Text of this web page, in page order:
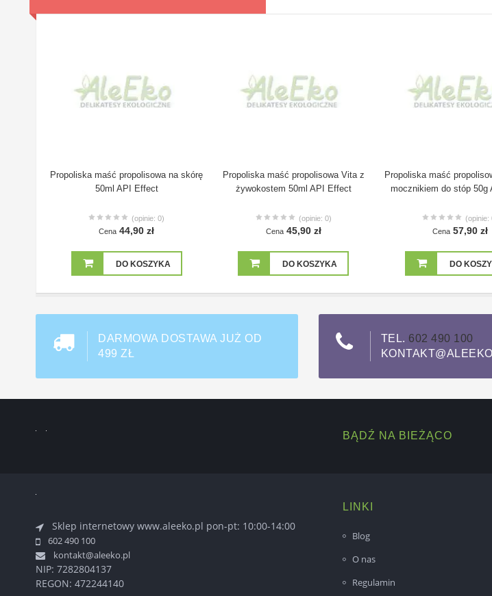
Propoliska maść propolisowa na skórę
50ml API Effect
(opinie: 0)
Cena 44,90 zł
DO KOSZYKA
Propoliska maść propolisowa Vita z
żywokostem 50ml API Effect
(opinie: 0)
Cena 45,90 zł
DO KOSZYKA
Propoliska maść
mocznikiem do stóp 50g
(opinie:
Cena 57,90 zł
DO
DARMOWA DOSTAWA JUŻ OD
499 ZŁ
TEL. 602 490 100
BĄDŹ NA BIEŻĄCO
Sklep internetowy www.aleeko.pl pon-pt: 10:00-14:00
602 490 100
kontakt@aleeko.pl
NIP: 7282804137
REGON: 472244140
LINKI
Blog
O nas
Regulamin